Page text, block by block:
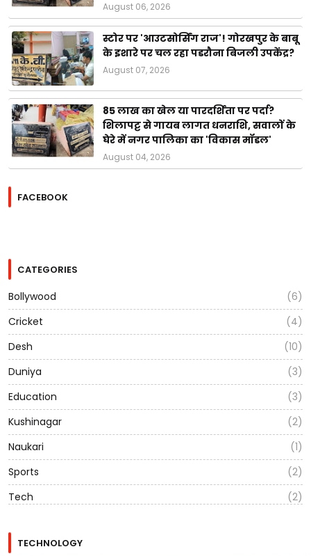
August 06, 2026
स्टोर पर 'आउटसोर्सिंग राज'! गोरखपुर के बाबू
के इशारे पर चल रहा पडरौना बिजली उपकेंद्र?
August 07, 2026
85 लाख का खेल या पारदर्शिता पर पर्दा?
शिलापट्ट से गायब लागत धनराशि, सवालों के
घेरे में नगर पालिका का 'विकास मॉडल'
August 04, 2026
FACEBOOK
CATEGORIES
Bollywood
(6)
Cricket
(4)
Desh
(10)
Duniya
(3)
Education
(3)
Kushinagar
(2)
Naukari
(1)
Sports
(2)
Tech
(2)
TECHNOLOGY